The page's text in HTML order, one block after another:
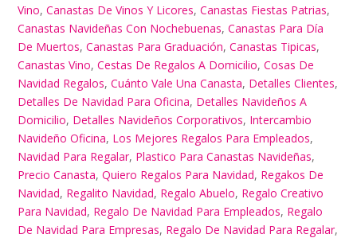
Vino,Canastas De Vinos Y Licores,Canastas Fiestas Patrias,
Canastas Navideñas Con Nochebuenas,Canastas Para Día
De Muertos,Canastas Para Graduación,Canastas Tipicas,
Canastas Vino,Cestas De Regalos A Domicilio,Cosas De
Navidad Regalos,Cuánto Vale Una Canasta, Detalles Clientes,
Detalles De Navidad Para Oficina, Detalles Navideños A
Domicilio, Detalles Navideños Corporativos, Intercambio
Navideño Oficina, Los Mejores Regalos Para Empleados,
Navidad Para Regalar, Plastico Para Canastas Navideñas,
Precio Canasta,Quiero Regalos Para Navidad, Regakos De
Navidad, Regalito Navidad, Regalo Abuelo, Regalo Creativo
Para Navidad, Regalo De Navidad Para Empleados, Regalo
De Navidad Para Empresas, Regalo De Navidad Para Regalar,